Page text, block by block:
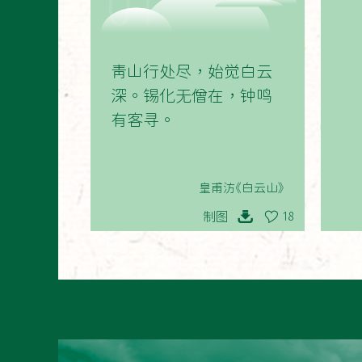
青山行处尽，始觉白云
深。锡化无僧在，钟鸣
有客寻。
皇甫汸《白云山》
制图 18